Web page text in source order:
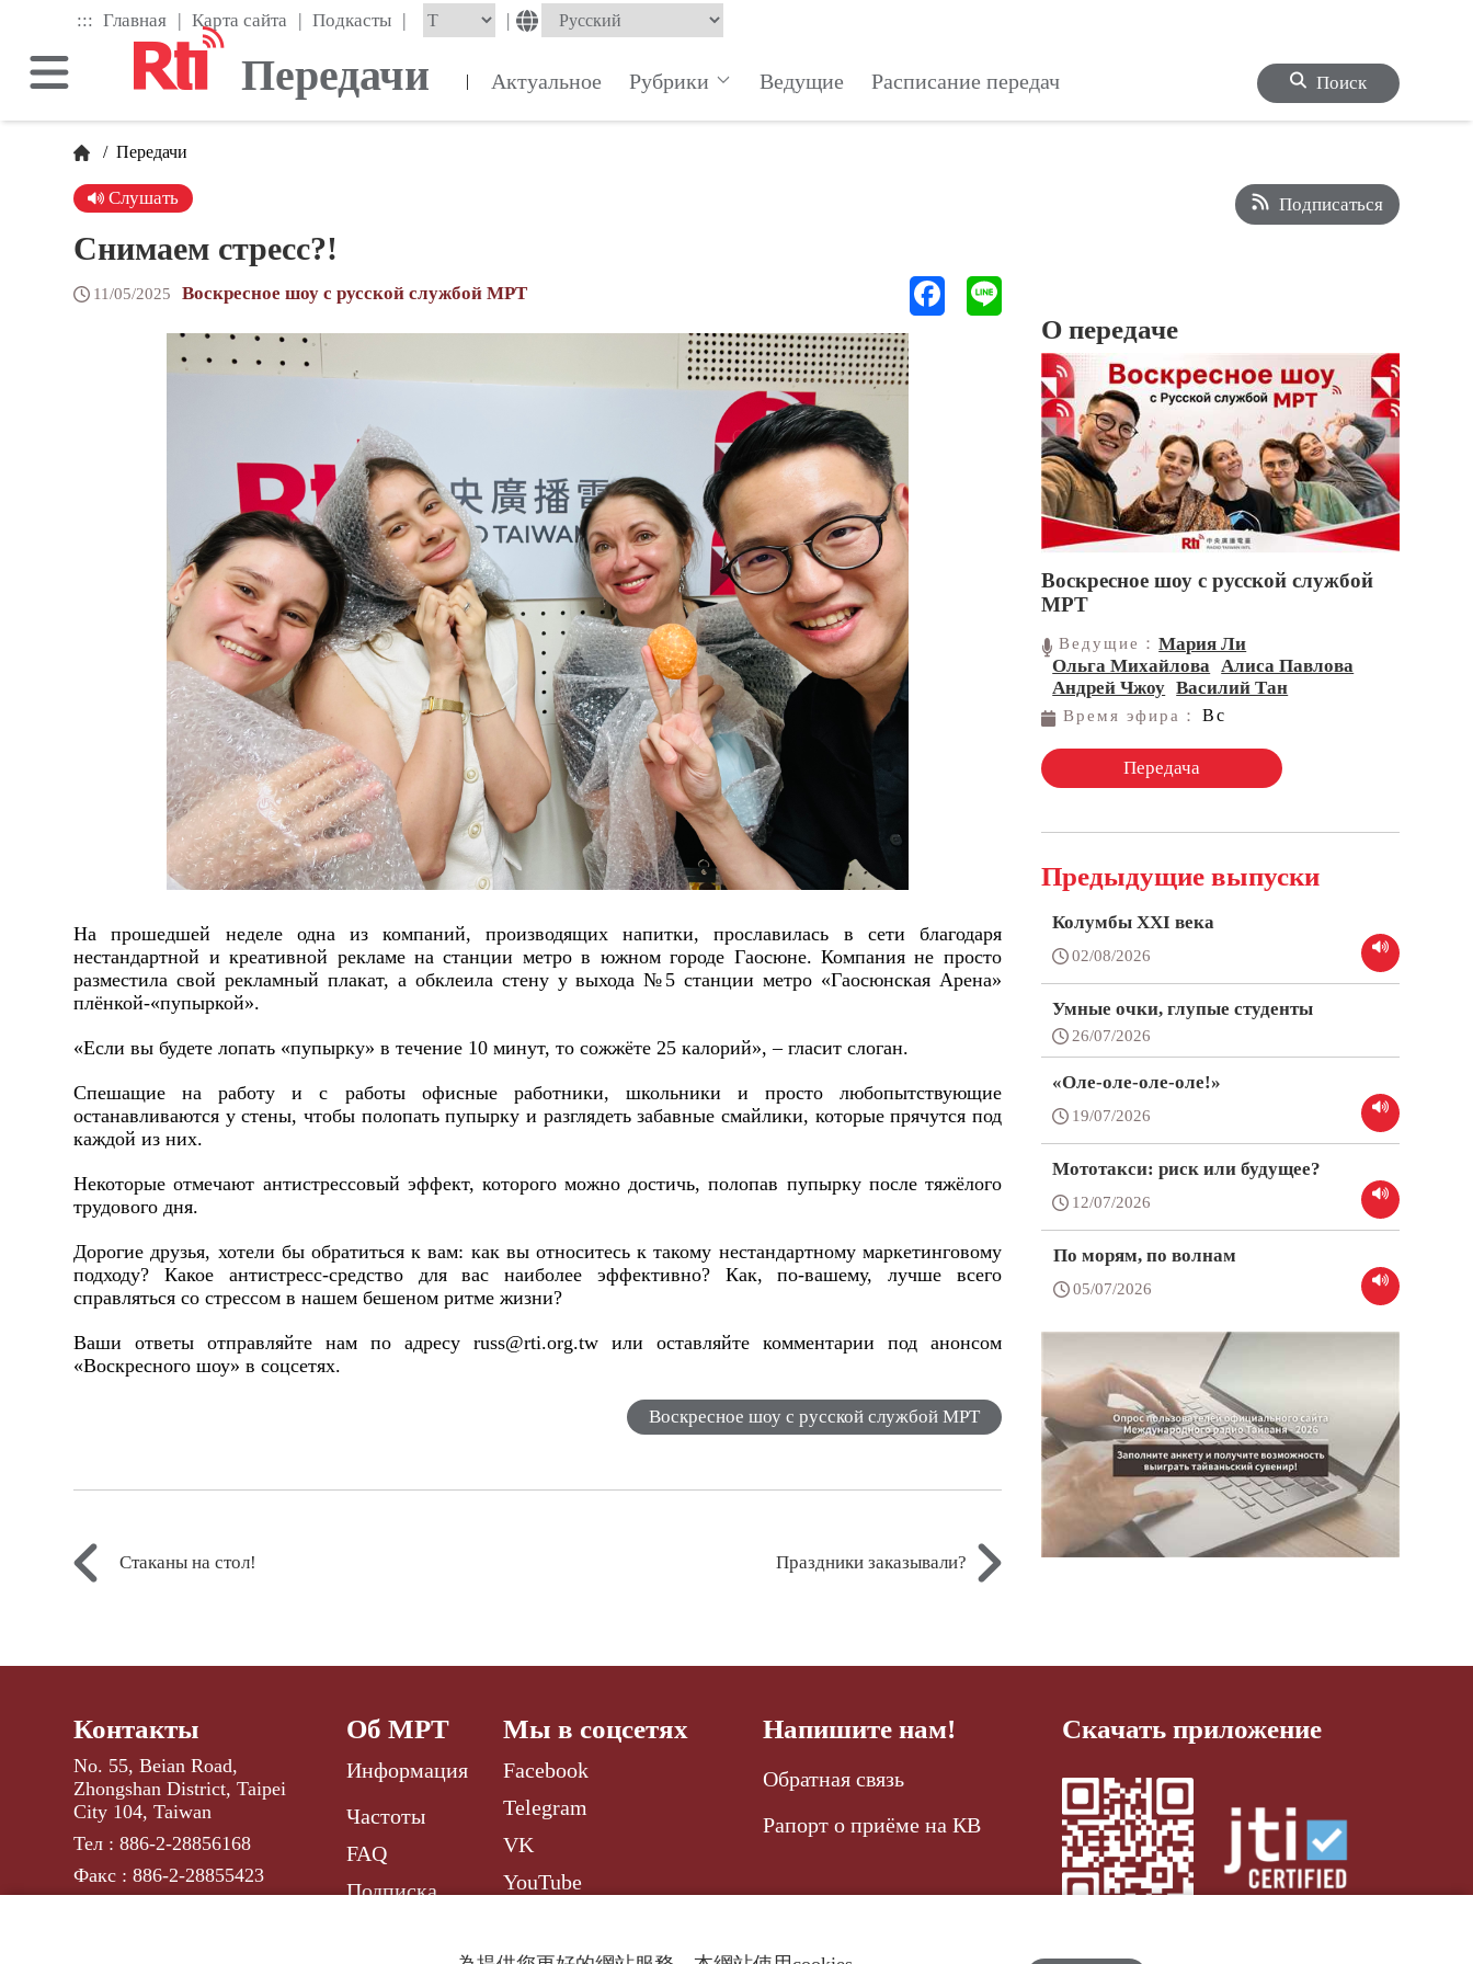
main
content
::: Главная | Карта сайта | Подкасты | |
Передачи | Актуальное Рубрики Ведущие Расписание передач Поиск
/ Передачи
Слушать
Снимаем стресс?!
11/05/2025 Воскресное шоу с русской службой МРТ
На прошедшей неделе одна из компаний, производящих напитки, прославилась в сети благодаря
нестандартной и креативной рекламе на станции метро в южном городе Гаосюне. Компания не просто
разместила свой рекламный плакат, а обклеила стену у выхода №5 станции метро «Гаосюнская Арена»
плёнкой-«пупыркой».
«Если вы будете лопать «пупырку» в течение 10 минут, то сожжёте 25 калорий», – гласит слоган.
Спешащие на работу и с работы офисные работники, школьники и просто любопытствующие
останавливаются у стены, чтобы полопать пупырку и разглядеть забавные смайлики, которые прячутся под
каждой из них.
Некоторые отмечают антистрессовый эффект, которого можно достичь, полопав пупырку после тяжёлого
трудового дня.
Дорогие друзья, хотели бы обратиться к вам: как вы относитесь к такому нестандартному маркетинговому
подходу? Какое антистресс-средство для вас наиболее эффективно? Как, по-вашему, лучше всего
справляться со стрессом в нашем бешеном ритме жизни?
Ваши ответы отправляйте нам по адресу russ@rti.org.tw или оставляйте комментарии под анонсом
«Воскресного шоу» в соцсетях.
Воскресное шоу с русской службой МРТ
Стаканы на стол! Праздники заказывали?
Подписаться
О передаче
Воскресное шоу с русской службой
МРТ
Ведущие：Мария Ли
Ольга Михайлова Алиса Павлова
Андрей Чжоу Василий Тан
Время эфира： Вс
Передача
Предыдущие выпуски
Колумбы XXI века
02/08/2026
Умные очки, глупые студенты
26/07/2026
«Оле-оле-оле-оле!»
19/07/2026
Мототакси: риск или будущее?
12/07/2026
По морям, по волнам
05/07/2026
Контакты
No. 55, Beian Road,
Zhongshan District, Taipei
City 104, Taiwan
Тел : 886-2-28856168
Факс : 886-2-28855423
Об МРТ
Информация
Частоты
FAQ
Подписка
Мы в соцсетях
Facebook
Telegram
VK
YouTube
Напишите нам!
Обратная связь
Рапорт о приёме на КВ
Скачать приложение